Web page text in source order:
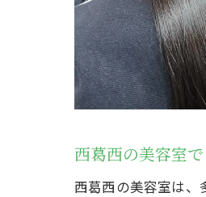
西葛西の美容室
西葛西の美容室は、